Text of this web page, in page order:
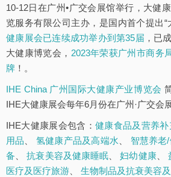
10-12日在广州•广交会展馆举行，大健
览服务有限公司主办，是国内首个提出“
健康展会已连续成功举办到第35届 ，已
大健康博览会， 2023年荣获广州市商务
牌 ！。
IHE China 广州国际大健康产业博览会
IHE大健康展会每年6月份在广州·广交会
IHE大健康展会包含： 健康食品及营养补
用品
氢健康产品及高端水 智慧养老
备 、抗衰美容及健康睡眠 、妇幼健康、
医疗及医疗旅游
生物制品及抗衰美容